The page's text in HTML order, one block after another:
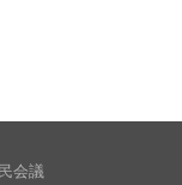
会議